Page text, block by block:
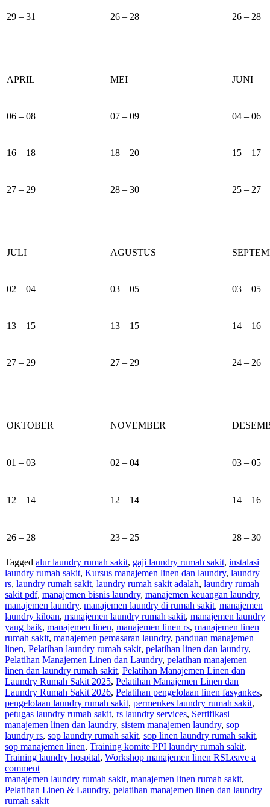
29 – 31 26 – 28 26 – 28
APRIL MEI JUNI
06 – 08 07 – 09 04 – 06
16 – 18 18 – 20 15 – 17
27 – 29 28 – 30 25 – 27
JULI AGUSTUS
02 – 04 03 – 05 03 – 05
13 – 15 13 – 15 14 – 16
27 – 29 27 – 29 24 – 26
OKTOBER NOVEMBER
01 – 03 02 – 04 03 – 05
12 – 14 12 – 14 14 – 16
26 – 28 23 – 25 28 – 30
Tagged alur laundry rumah sakit, gaji laundry rumah sakit, instalasi
laundry rumah sakit, Kursus manajemen linen dan laundry, laundry
rs, laundry rumah sakit, laundry rumah sakit adalah, laundry rumah
sakit pdf, manajemen bisnis laundry, manajemen keuangan laundry,
manajemen laundry, manajemen laundry di rumah sakit, manajemen
laundry kiloan, manajemen laundry rumah sakit, manajemen laundry
yang baik, manajemen linen, manajemen linen rs, manajemen linen
rumah sakit, manajemen pemasaran laundry, panduan manajemen
linen, Pelatihan laundry rumah sakit, pelatihan linen dan laundry,
Pelatihan Manajemen Linen dan Laundry, pelatihan manajemen
linen dan laundry rumah sakit, Pelatihan Manajemen Linen dan
Laundry Rumah Sakit 2025, Pelatihan Manajemen Linen dan
Laundry Rumah Sakit 2026, Pelatihan pengelolaan linen fasyankes,
pengelolaan laundry rumah sakit, permenkes laundry rumah sakit,
petugas laundry rumah sakit, rs laundry services, Sertifikasi
manajemen linen dan laundry, sistem manajemen laundry, sop
laundry rs, sop laundry rumah sakit, sop linen laundry rumah sakit,
sop manajemen linen, Training komite PPI laundry rumah sakit,
Training laundry hospital, Workshop manajemen linen RSLeave a
comment
manajemen laundry rumah sakit, manajemen linen rumah sakit,
Pelatihan Linen & Laundry, pelatihan manajemen linen dan laundry
rumah sakit